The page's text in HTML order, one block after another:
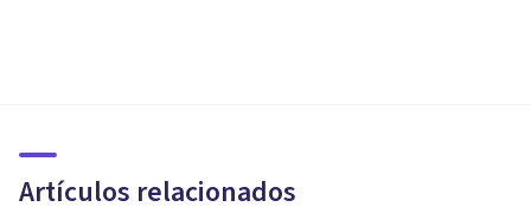
Artículos relacionados
tipos, causas y tratamiento